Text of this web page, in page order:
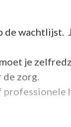
de wachtlijst.
je
de zorg.